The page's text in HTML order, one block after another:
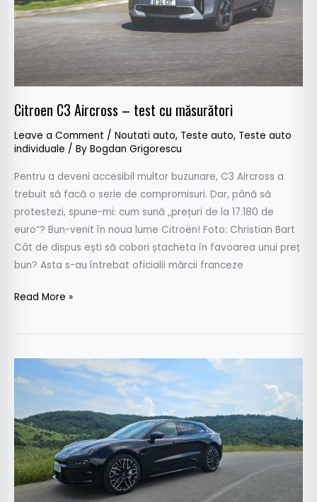
Citroen C3 Aircross – test cu măsurători
Leave a Comment / Noutati auto, Teste auto, Teste auto
individuale / By Bogdan Grigorescu
Pentru a deveni accesibil multor buzunare, C3 Aircross a
trebuit să facă o serie de compromisuri. Dar, până să
protestezi, spune-mi: cum sună „prețuri de la 17.180 de
euro“? Bun-venit în noua lume Citroën! Foto: Christian Bart
Cât de dispus ești să cobori ștacheta în favoarea unui preț
bun? Asta s-au întrebat oficialii mărcii franceze
măsurători
Read More »
drive
001
Privilege
AWD